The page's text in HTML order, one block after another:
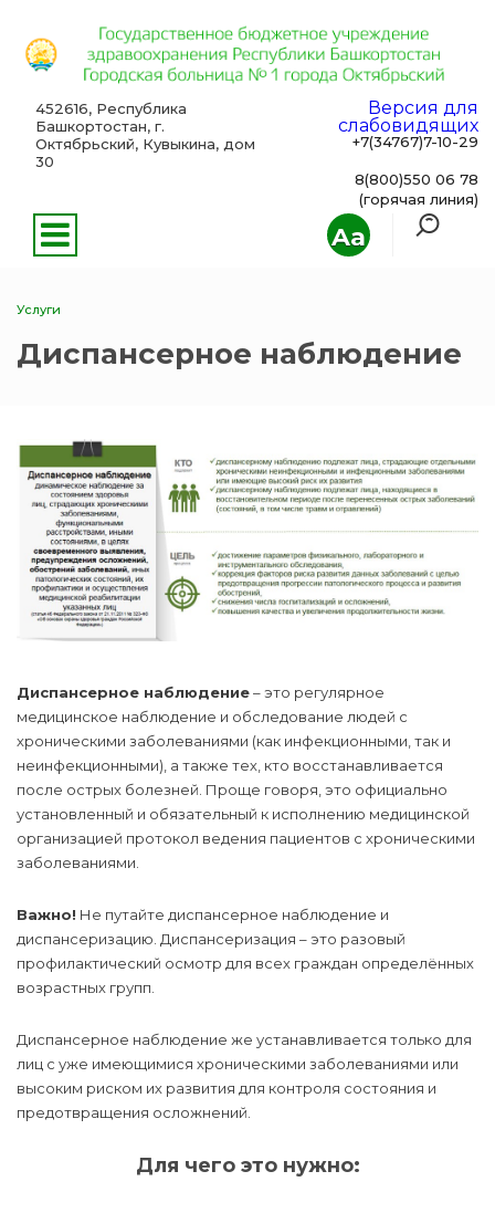
Aa
452616, Республика
Башкортостан, г.
Октябрьский, Кувыкина, дом
30
Версия для
слабовидящих
+7(34767)7-10-29
8(800)550 06 78
(горячая линия)
Услуги
Диспансерное наблюдение
Диспансерное наблюдение– это регулярное
медицинское наблюдение и обследование людей с
хроническими заболеваниями (как инфекционными, так и
неинфекционными), а также тех, кто восстанавливается
после острых болезней. Проще говоря, это официально
установленный и обязательный к исполнению медицинской
организацией протокол ведения пациентов с хроническими
заболеваниями.
Важно! Не путайте диспансерное наблюдение и
диспансеризацию. Диспансеризация – это разовый
профилактический осмотр для всех граждан определённых
возрастных групп.
Диспансерное наблюдение же устанавливается только для
лиц с уже имеющимися хроническими заболеваниями или
высоким риском их развития для контроля состояния и
предотвращения осложнений.
Для чего это нужно: